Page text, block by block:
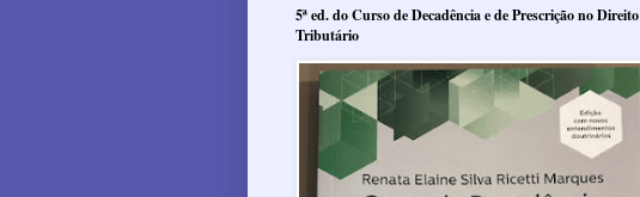
5ª ed. do Curso de Decadência e de Prescrição no Direito
Tributário